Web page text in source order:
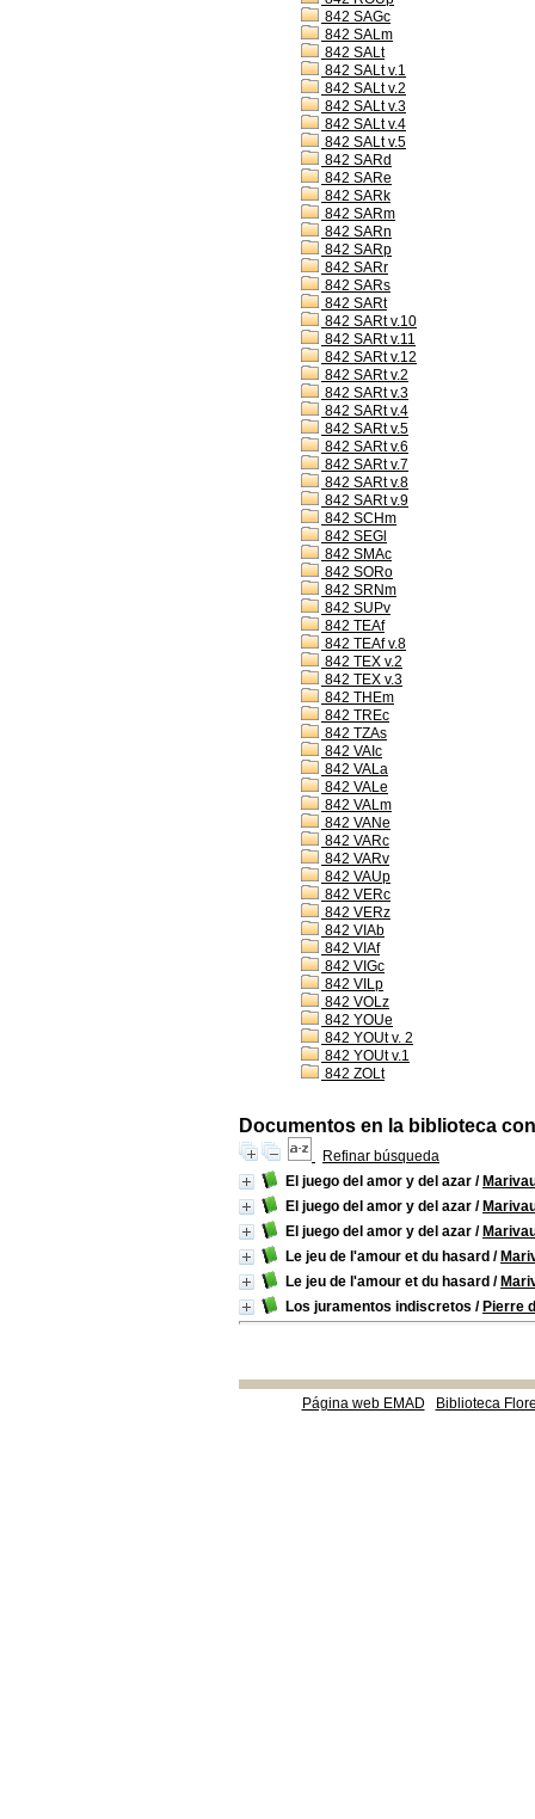
842 SAGc
842 SALm
842 SALt
842 SALt v.1
842 SALt v.2
842 SALt v.3
842 SALt v.4
842 SALt v.5
842 SARd
842 SARe
842 SARk
842 SARm
842 SARn
842 SARp
842 SARr
842 SARs
842 SARt
842 SARt v.10
842 SARt v.11
842 SARt v.12
842 SARt v.2
842 SARt v.3
842 SARt v.4
842 SARt v.5
842 SARt v.6
842 SARt v.7
842 SARt v.8
842 SARt v.9
842 SCHm
842 SEGl
842 SMAc
842 SORo
842 SRNm
842 SUPv
842 TEAf
842 TEAf v.8
842 TEX v.2
842 TEX v.3
842 THEm
842 TREc
842 TZAs
842 VAIc
842 VALa
842 VALe
842 VALm
842 VANe
842 VARc
842 VARv
842 VAUp
842 VERc
842 VERz
842 VIAb
842 VIAf
842 VIGc
842 VILp
842 VOLz
842 YOUe
842 YOUt v. 2
842 YOUt v.1
842 ZOLt
Documentos en la biblioteca
Refinar búsqueda
El juego del amor y del azar /
El juego del amor y del azar /
El juego del amor y del azar /
Le jeu de l'amour et du hasard /
Le jeu de l'amour et du hasard /
Los juramentos indiscretos / Pierre
Página web EMAD Biblioteca